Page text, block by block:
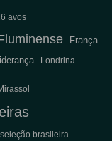
avos
França
liderança Londrina
seleção brasileira